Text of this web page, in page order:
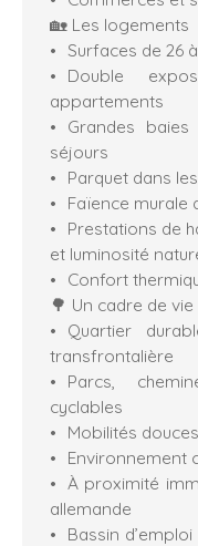
🏡 Les logements
Surfaces de 26 à
Double
appartements
Grandes
séjours
Parquet dans
Faïence murale
Prestations de
et luminosité
Confort
🌳 Un cadre de vie
Quartier
transfrontalière
Parcs,
cyclables
Mobilités
Environnement
À proximité
allemande
Bassin